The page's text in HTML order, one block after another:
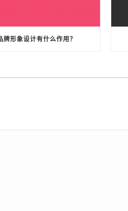
牌形象设计有什么作用？